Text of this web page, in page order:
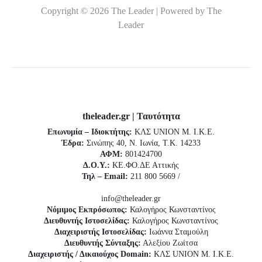
Copyright © 2026 The Leader | Powered by The
Leader
theleader.gr | Ταυτότητα
Επωνυμία – Ιδιοκτήτης: ΚΛΣ UNION Μ. Ι.Κ.Ε.
Έδρα: Σινώπης 40, Ν. Ιωνία, Τ.Κ. 14233
ΑΦΜ: 801424700
Δ.Ο.Υ.: ΚΕ.ΦΟ.ΔΕ Αττικής
Τηλ – Email: 211 800 5669 /
info@theleader.gr
Νόμιμος Εκπρόσωπος: Καλογήρος Κωνσταντίνος
Διευθυντής Ιστοσελίδας: Καλογήρος Κωνσταντίνος
Διαχειριστής Ιστοσελίδας: Ιωάννα Σταμούλη
Διευθυντής Σύνταξης: Αλεξίου Ζωίτσα
Διαχειριστής / Δικαιούχος Domain: ΚΛΣ UNION Μ. Ι.Κ.Ε.